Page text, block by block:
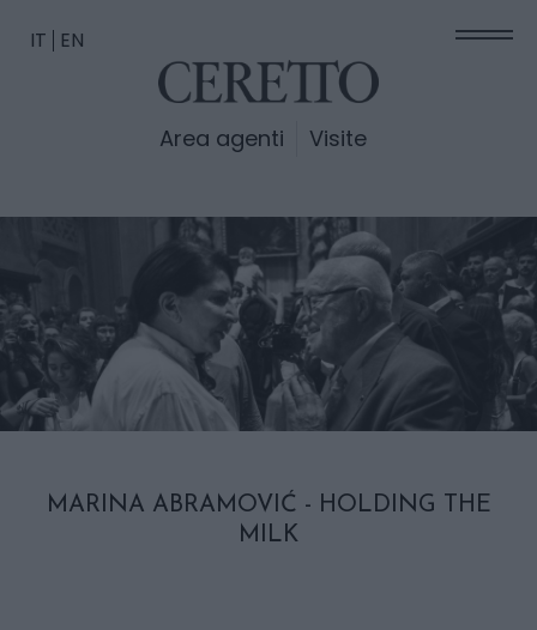
Area agenti Visite
IT EN
MARINA ABRAMOVIĆ - HOLDING THE
MILK